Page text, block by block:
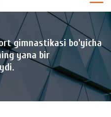
gimnastikasi bo'yicha
yana bir